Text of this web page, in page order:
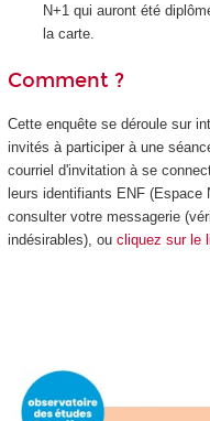
N+1 qui auront été
la carte
Comment ?
Cette enquête se déroule sur
invités à participer à une
courriel d'invitation à se
leurs identifiants ENF (Espace
consulter votre messagerie
indésirables), ou cliquez sur le